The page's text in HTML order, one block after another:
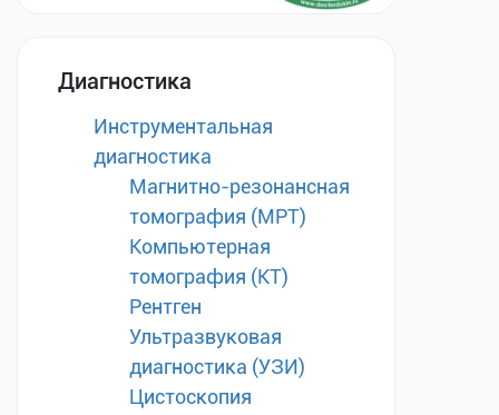
Диагностика
Инструментальная
диагностика
Магнитно-резонансная
томография (МРТ)
Компьютерная
томография (КТ)
Рентген
Ультразвуковая
диагностика (УЗИ)
Цистоскопия